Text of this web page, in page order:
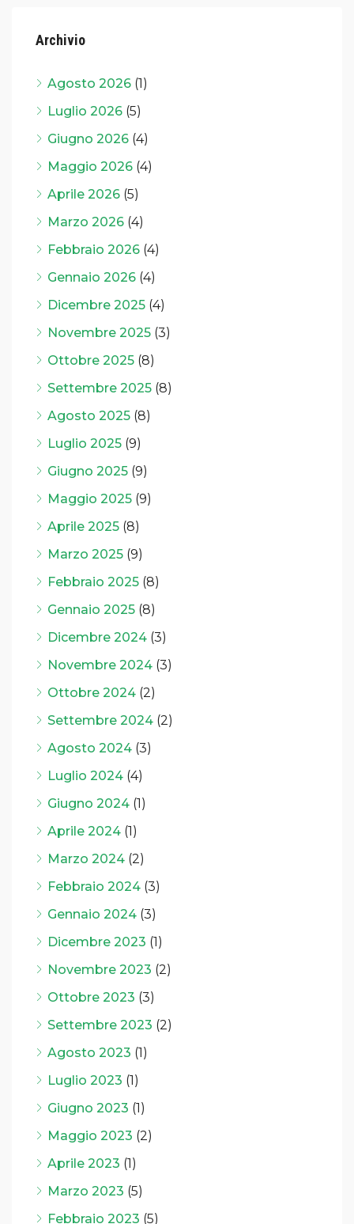
Archivio
Agosto 2026 (1)
Luglio 2026 (5)
Giugno 2026 (4)
Maggio 2026 (4)
Aprile 2026 (5)
Marzo 2026 (4)
Febbraio 2026 (4)
Gennaio 2026 (4)
Dicembre 2025 (4)
Novembre 2025 (3)
Ottobre 2025 (8)
Settembre 2025 (8)
Agosto 2025 (8)
Luglio 2025 (9)
Giugno 2025 (9)
Maggio 2025 (9)
Aprile 2025 (8)
Marzo 2025 (9)
Febbraio 2025 (8)
Gennaio 2025 (8)
Dicembre 2024 (3)
Novembre 2024 (3)
Ottobre 2024 (2)
Settembre 2024 (2)
Agosto 2024 (3)
Luglio 2024 (4)
Giugno 2024 (1)
Aprile 2024 (1)
Marzo 2024 (2)
Febbraio 2024 (3)
Gennaio 2024 (3)
Dicembre 2023 (1)
Novembre 2023 (2)
Ottobre 2023 (3)
Settembre 2023 (2)
Agosto 2023 (1)
Luglio 2023 (1)
Giugno 2023 (1)
Maggio 2023 (2)
Aprile 2023 (1)
Marzo 2023 (5)
Febbraio 2023 (5)